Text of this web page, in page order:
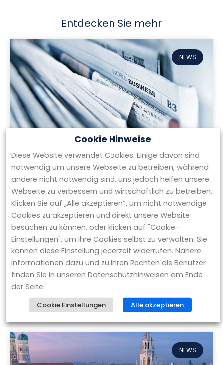
Entdecken Sie mehr
NEWS
BGA Invest erhält Mandat zum Verkauf
von Centro Tesoro und Hatrium
Grünwald, 25. November 2025 – Die
Transaktionsberatung BGA Invest hat von
Insolvenzverwalter Rolf Pohlmann von der
Kanzlei Pohlmann Hofmann das Mandat zur
Verwertung von zwei
WEITERLESEN »
NOVEMBER 25, 2025
NEWS
Cookie Hinweise
Diese Website verwendet Cookies. Einige davon sind
notwendig um unsere Webseite zu betreiben, während
andere nicht notwendig sind, uns jedoch helfen unsere
Webseite zu verbessern und wirtschaftlich zu betreiben.
Klicken Sie auf „Alle akzeptieren“, um nicht notwendige
Cookies zu akzeptieren und direkt unsere Website
besuchen zu können, oder klicken auf "Cookie-
Einstellungen", um Ihre Cookies selbst zu verwalten. Sie
können diese Einstellung jederzeit widerrufen. Nähere
Informationen dazu und zu Ihren Rechten als Benutzer
finden Sie in unseren Datenschutzhinweisen am Ende
der Seite.
Cookie Einstellungen Alle akzeptieren